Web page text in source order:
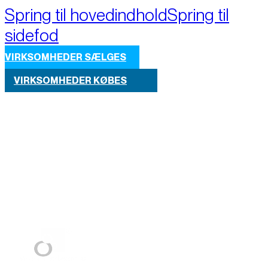
Spring til hovedindholdSpring til
sidefod
VIRKSOMHEDER SÆLGES
VIRKSOMHEDER KØBES